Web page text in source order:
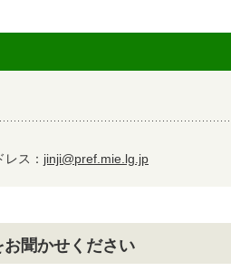
レス： jinji@pref.mie.lg.jp
聞かせください